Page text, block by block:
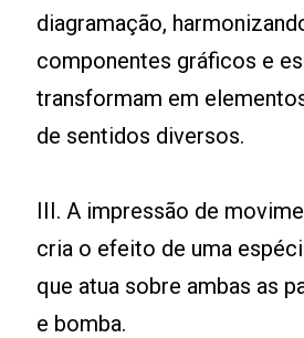
diagramação,
componentes gráficos e
transformam em
de sentidos diversos.
III. A impressão de
cria o efeito de uma
que atua sobre ambas as
e bomba.